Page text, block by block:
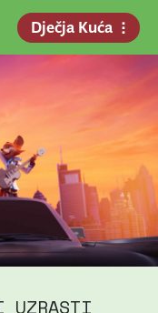
Dječja Kuća
UZRASTI